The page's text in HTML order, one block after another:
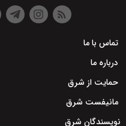
تماس با ما
درباره ما
حمایت از شرق
مانیفست شرق
نویسندگان شرق